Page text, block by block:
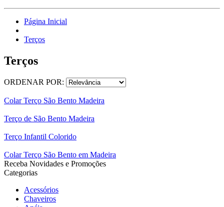
Página Inicial
Terços
Terços
ORDENAR POR:
Colar Terço São Bento Madeira
Terço de São Bento Madeira
Terço Infantil Colorido
Colar Terço São Bento em Madeira
Receba Novidades e Promoções
Categorias
Acessórios
Chaveiros